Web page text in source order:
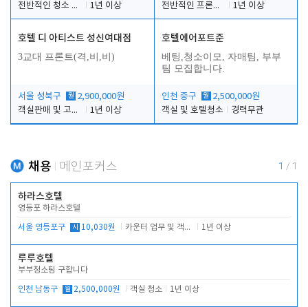
전반적인 청소 업무(객실청소.객실정리)
1년 이상
전반적인 프론트 당번업무
1년 이상
호텔 디 아티스트 성신여대점
3교대 프론트(격,비,비)
서울 성북구 월 2,900,000원
객실판매 및 고객응대
1년 이상
호텔에어포트준
베팅,청소이모, 자매팀, 부부
팀 모집합니다.
인천 중구 월 2,500,000원
객실 및 호텔청소
경력무관
채용 메인포커스 1 / 1
하라스호텔
영등포 하라스호텔
서울 영등포구 시 10,030원 카운터 업무 및 객실관리(청소상태 확인, 객실판매) 1년 이상
루루호텔
부부청소팀 구합니다
인천 남동구 월 2,500,000원 객실 청소 1년 이상